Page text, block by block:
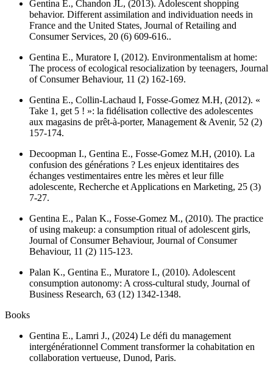
Gentina E., Chandon JL, (2013). Adolescent shopping
behavior. Different assimilation and individuation needs in
France and the United States, Journal of Retailing and
Consumer Services, 20 (6) 609-616..
Gentina E., Muratore I, (2012). Environmentalism at home:
The process of ecological resocialization by teenagers, Journal
of Consumer Behaviour, 11 (2) 162-169.
Gentina E., Collin-Lachaud I, Fosse-Gomez M.H, (2012). «
Take 1, get 5 ! »: la fidélisation collective des adolescentes
aux magasins de prêt-à-porter, Management & Avenir, 52 (2)
157-174.
Decoopman I., Gentina E., Fosse-Gomez M.H, (2010). La
confusion des générations ? Les enjeux identitaires des
échanges vestimentaires entre les mères et leur fille
adolescente, Recherche et Applications en Marketing, 25 (3)
7-27.
Gentina E., Palan K., Fosse-Gomez M., (2010). The practice
of using makeup: a consumption ritual of adolescent girls,
Journal of Consumer Behaviour, Journal of Consumer
Behaviour, 11 (2) 115-123.
Palan K., Gentina E., Muratore I., (2010). Adolescent
consumption autonomy: A cross-cultural study, Journal of
Business Research, 63 (12) 1342-1348.
Books
Gentina E., Lamri J., (2024) Le défi du management
intergénérationnel Comment transformer la cohabitation en
collaboration vertueuse, Dunod, Paris.